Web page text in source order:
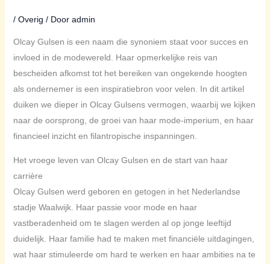
/ Overig / Door admin
Olcay Gulsen is een naam die synoniem staat voor succes en
invloed in de modewereld. Haar opmerkelijke reis van
bescheiden afkomst tot het bereiken van ongekende hoogten
als ondernemer is een inspiratiebron voor velen. In dit artikel
duiken we dieper in Olcay Gulsens vermogen, waarbij we kijken
naar de oorsprong, de groei van haar mode-imperium, en haar
financieel inzicht en filantropische inspanningen.
Het vroege leven van Olcay Gulsen en de start van haar
carrière
Olcay Gulsen werd geboren en getogen in het Nederlandse
stadje Waalwijk. Haar passie voor mode en haar
vastberadenheid om te slagen werden al op jonge leeftijd
duidelijk. Haar familie had te maken met financiële uitdagingen,
wat haar stimuleerde om hard te werken en haar ambities na te